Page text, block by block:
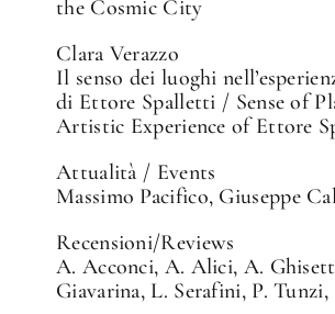
the Cosmic City
Clara Verazzo
Il senso dei luoghi
di Ettore Spalletti / Sense of
Artistic Experience of Ettore
Attualità / Events
Massimo Pacifico, Giuseppe
Recensioni/Reviews
A. Acconci, A. Alici, A.
Giavarina, L. Serafini, P. Tunzi,